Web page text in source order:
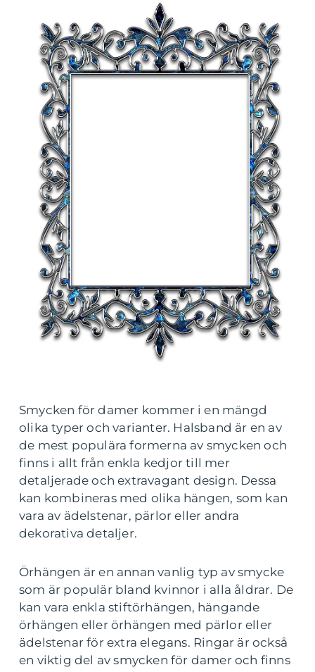
Smycken för damer kommer i en mängd
olika typer och varianter. Halsband är en av
de mest populära formerna av smycken och
finns i allt från enkla kedjor till mer
detaljerade och extravagant design. Dessa
kan kombineras med olika hängen, som kan
vara av ädelstenar, pärlor eller andra
dekorativa detaljer.
Örhängen är en annan vanlig typ av smycke
som är populär bland kvinnor i alla åldrar. De
kan vara enkla stiftörhängen, hängande
örhängen eller örhängen med pärlor eller
ädelstenar för extra elegans. Ringar är också
en viktig del av smycken för damer och finns